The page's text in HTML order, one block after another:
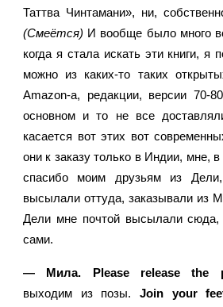
(Смеётся) И вообще было много
когда я стала искать эти книги, я
можно из каких-то таких
Amazon-а, редакции, версии 70-
основном и то не все
касается вот этих вот
они к заказу только в Индии, мне,
спасибо моим друзьям из
высылали оттуда, заказывали из
Дели мне почтой высылали сюда,
сами.
— Мила. Please release the
выходим из позы.